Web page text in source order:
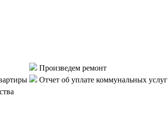
Произведем ремонт
Отчет об уплате коммунальных услуг